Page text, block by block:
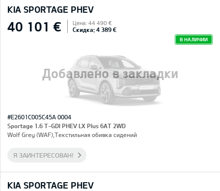
KIA SPORTAGE PHEV
Добавлено в закладки
40 101 € Цена: 44 490 €
Скидка: 4 389 €
В НАЛИЧИИ
#E2601C005C45A 0004
Sportage 1.6 T-GDI PHEV LX Plus 6AT 2WD
Wolf Grey (WAF),Текстильная обивка сидений
Я ЗАИНТЕРЕСОВАН!
KIA SPORTAGE PHEV